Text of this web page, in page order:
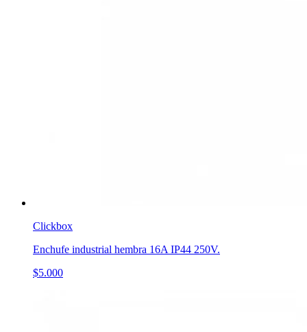
Clickbox
Enchufe industrial hembra 16A IP44 250V.
$5.000